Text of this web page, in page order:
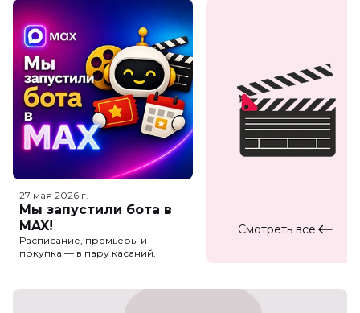
27 мая 2026 г.
Мы запустили бота в
MAX!
Расписание, премьеры и
покупка — в пару касаний.
Смотреть все